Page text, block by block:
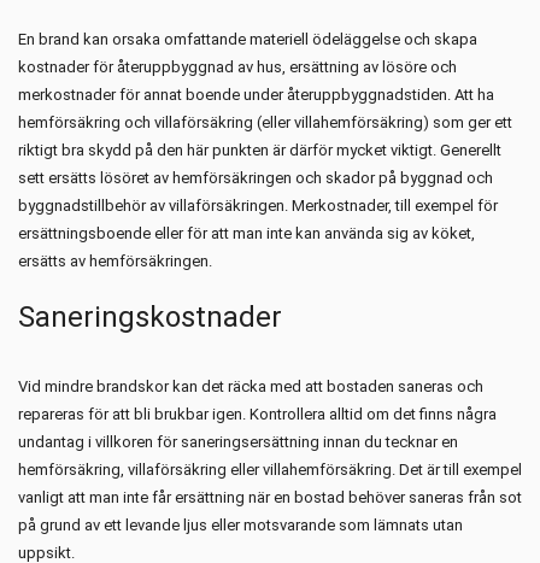
En brand kan orsaka omfattande materiell ödeläggelse och skapa
kostnader för återuppbyggnad av hus, ersättning av lösöre och
merkostnader för annat boende under återuppbyggnadstiden. Att ha
hemförsäkring och villaförsäkring (eller villahemförsäkring) som ger ett
riktigt bra skydd på den här punkten är därför mycket viktigt. Generellt
sett ersätts lösöret av hemförsäkringen och skador på byggnad och
byggnadstillbehör av villaförsäkringen. Merkostnader, till exempel för
ersättningsboende eller för att man inte kan använda sig av köket,
ersätts av hemförsäkringen.
Saneringskostnader
Vid mindre brandskor kan det räcka med att bostaden saneras och
repareras för att bli brukbar igen. Kontrollera alltid om det finns några
undantag i villkoren för saneringsersättning innan du tecknar en
hemförsäkring, villaförsäkring eller villahemförsäkring. Det är till exempel
vanligt att man inte får ersättning när en bostad behöver saneras från sot
på grund av ett levande ljus eller motsvarande som lämnats utan
uppsikt.